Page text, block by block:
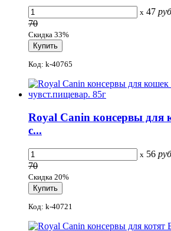
x 47 руб
70
Скидка 33%
Код: k-40765
Royal Canin консервы для
с...
x 56 руб
70
Скидка 20%
Код: k-40721